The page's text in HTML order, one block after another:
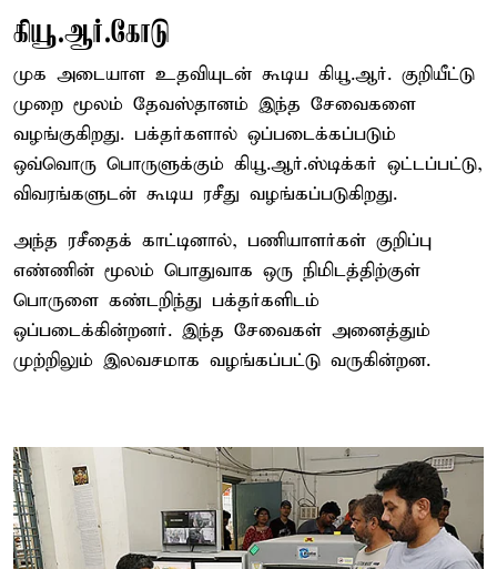
கியூ.ஆர்.கோடு
முக அடையாள உதவியுடன் கூடிய கியூ.ஆர். குறியீட்டு
முறை மூலம் தேவஸ்தானம் இந்த சேவைகளை
வழங்குகிறது. பக்தர்களால் ஒப்படைக்கப்படும்
ஒவ்வொரு பொருளுக்கும் கியூ.ஆர்.ஸ்டிக்கர் ஒட்டப்பட்டு,
விவரங்களுடன் கூடிய ரசீது வழங்கப்படுகிறது.
அந்த ரசீதைக் காட்டினால், பணியாளர்கள் குறிப்பு
எண்ணின் மூலம் பொதுவாக ஒரு நிமிடத்திற்குள்
பொருளை கண்டறிந்து பக்தர்களிடம்
ஒப்படைக்கின்றனர். இந்த சேவைகள் அனைத்தும்
முற்றிலும் இலவசமாக வழங்கப்பட்டு வருகின்றன.